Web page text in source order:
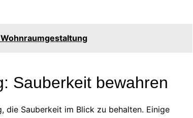
Sauberkeit bewahren
die Sauberkeit im Blick zu behalten. Einige